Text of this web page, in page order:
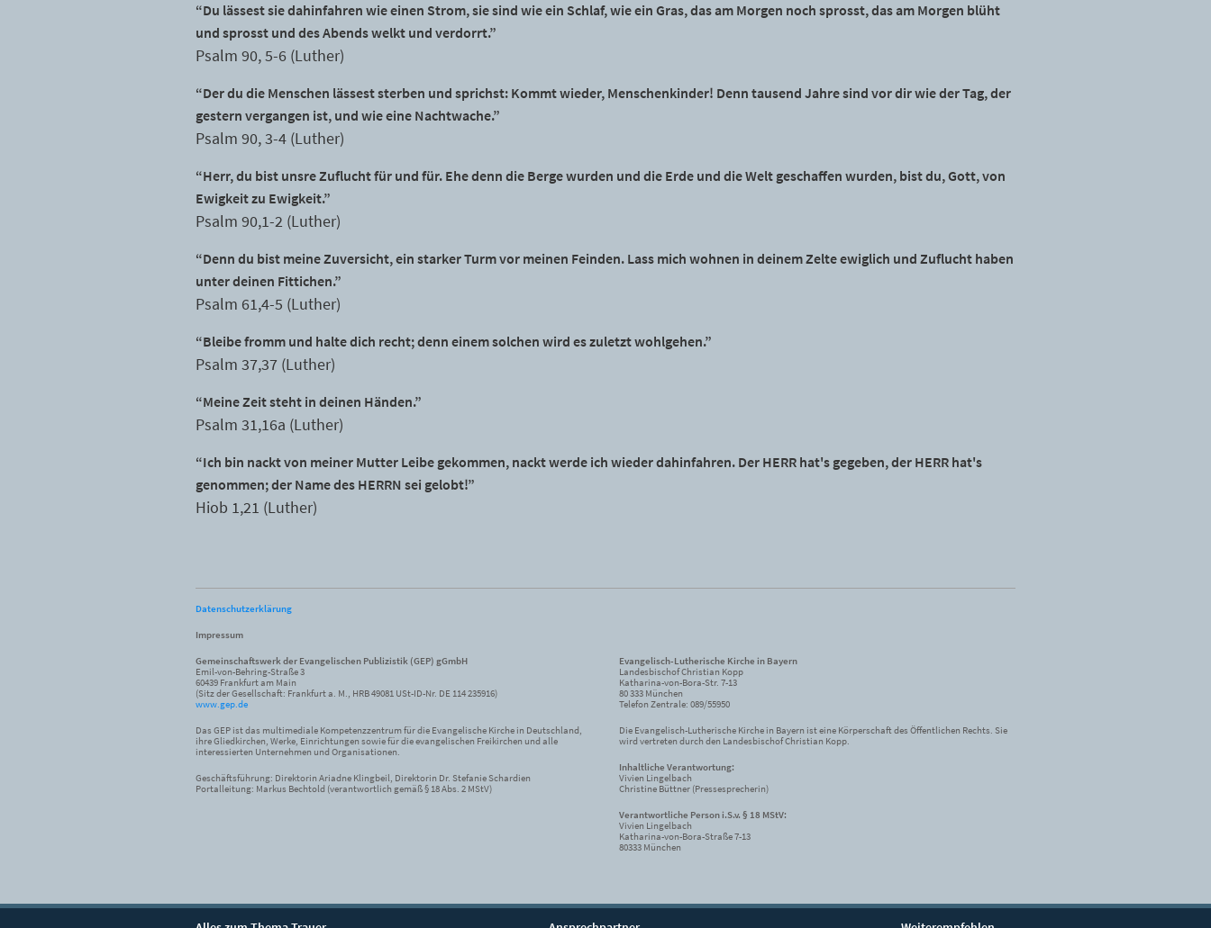
“Du lässest sie dahinfahren wie einen Strom, sie sind wie ein Schlaf, wie ein Gras, das am Morgen noch sprosst, das am Morgen blüht
und sprosst und des Abends welkt und verdorrt.”
Psalm 90, 5-6 (Luther)
“Der du die Menschen lässest sterben und sprichst: Kommt wieder, Menschenkinder! Denn tausend Jahre sind vor dir wie der Tag, der
gestern vergangen ist, und wie eine Nachtwache.”
Psalm 90, 3-4 (Luther)
“Herr, du bist unsre Zuflucht für und für. Ehe denn die Berge wurden und die Erde und die Welt geschaffen wurden, bist du, Gott, von
Ewigkeit zu Ewigkeit.”
Psalm 90,1-2 (Luther)
“Denn du bist meine Zuversicht, ein starker Turm vor meinen Feinden. Lass mich wohnen in deinem Zelte ewiglich und Zuflucht haben
unter deinen Fittichen.”
Psalm 61,4-5 (Luther)
“Bleibe fromm und halte dich recht; denn einem solchen wird es zuletzt wohlgehen.”
Psalm 37,37 (Luther)
“Meine Zeit steht in deinen Händen.”
Psalm 31,16a (Luther)
“Ich bin nackt von meiner Mutter Leibe gekommen, nackt werde ich wieder dahinfahren. Der HERR hat's gegeben, der HERR hat's
genommen; der Name des HERRN sei gelobt!”
Hiob 1,21 (Luther)
Datenschutzerklärung
Impressum
Gemeinschaftswerk der Evangelischen Publizistik (GEP) gGmbH
Emil-von-Behring-Straße 3
60439 Frankfurt am Main
(Sitz der Gesellschaft: Frankfurt a. M., HRB 49081 USt-ID-Nr. DE 114 235916)
www.gep.de
Das GEP ist das multimediale Kompetenzzentrum für die Evangelische Kirche in Deutschland,
ihre Gliedkirchen, Werke, Einrichtungen sowie für die evangelischen Freikirchen und alle
interessierten Unternehmen und Organisationen.
Geschäftsführung: Direktorin Ariadne Klingbeil, Direktorin Dr. Stefanie Schardien
Portalleitung: Markus Bechtold (verantwortlich gemäß § 18 Abs. 2 MStV)
Evangelisch-Lutherische Kirche in Bayern
Landesbischof Christian Kopp
Katharina-von-Bora-Str. 7-13
80 333 München
Telefon Zentrale: 089/55950
Die Evangelisch-Lutherische Kirche in Bayern ist eine Körperschaft des Öffentlichen Rechts. Sie
wird vertreten durch den Landesbischof Christian Kopp.
Inhaltliche Verantwortung:
Vivien Lingelbach
Christine Büttner (Pressesprecherin)
Verantwortliche Person i.S.v. § 18 MStV:
Vivien Lingelbach
Katharina-von-Bora-Straße 7-13
80333 München